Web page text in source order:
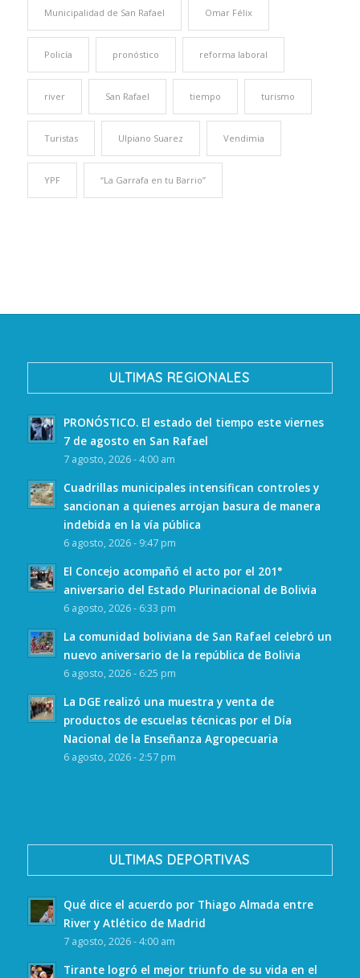
Municipalidad de San Rafael Omar Félix
Policía pronóstico reforma laboral
river San Rafael tiempo turismo
Turistas Ulpiano Suarez Vendimia
YPF “La Garrafa en tu Barrio”
ULTIMAS REGIONALES
PRONÓSTICO. El estado del tiempo este viernes
7 de agosto en San Rafael
7 agosto, 2026 - 4:00 am
Cuadrillas municipales intensifican controles y
sancionan a quienes arrojan basura de manera
indebida en la vía pública
6 agosto, 2026 - 9:47 pm
El Concejo acompañó el acto por el 201°
aniversario del Estado Plurinacional de Bolivia
6 agosto, 2026 - 6:33 pm
La comunidad boliviana de San Rafael celebró un
nuevo aniversario de la república de Bolivia
6 agosto, 2026 - 6:25 pm
La DGE realizó una muestra y venta de
productos de escuelas técnicas por el Día
Nacional de la Enseñanza Agropecuaria
6 agosto, 2026 - 2:57 pm
ULTIMAS DEPORTIVAS
Qué dice el acuerdo por Thiago Almada entre
River y Atlético de Madrid
7 agosto, 2026 - 4:00 am
Tirante logró el mejor triunfo de su vida en el